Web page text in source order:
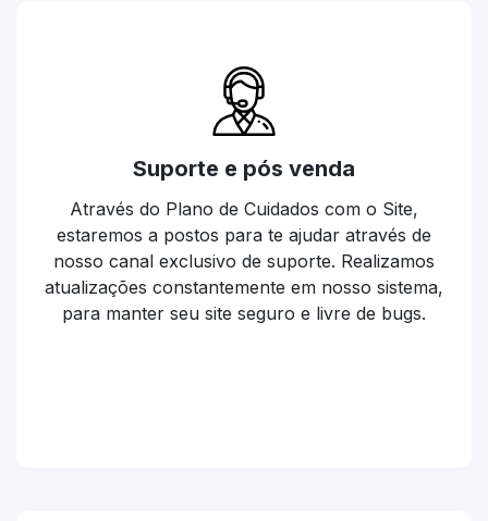
Suporte e pós venda
Através do Plano de Cuidados com o Site,
estaremos a postos para te ajudar através de
nosso canal exclusivo de suporte. Realizamos
atualizações constantemente em nosso sistema,
para manter seu site seguro e livre de bugs.